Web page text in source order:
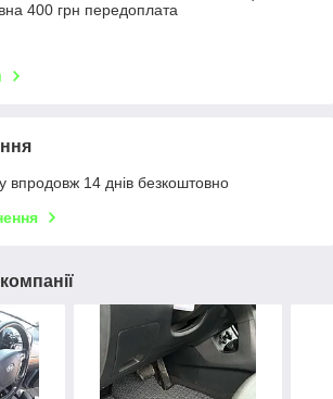
400 грн передоплата
впродовж 14 днів безкоштовно